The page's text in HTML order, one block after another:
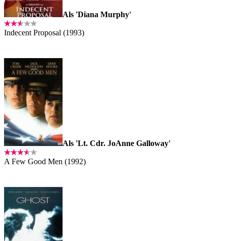
Als 'Diana Murphy'
Indecent Proposal (1993)
Als 'Lt. Cdr. JoAnne Galloway'
A Few Good Men (1992)